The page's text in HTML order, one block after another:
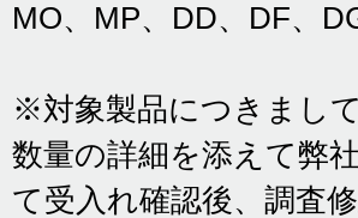
MO、MP、DD、DF、
※対象製品につきまし
数量の詳細を添えて弊
て受入れ確認後、調査